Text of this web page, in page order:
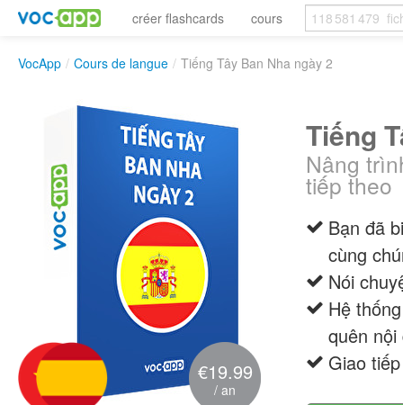
créer flashcards cours
VocApp / Cours de langue / Tiếng Tây Ban Nha ngày 2
€19.99
/ an
Tiếng
Nâng
tiếp theo
Bạn đã
cùng
Nói
Hệ
quên
Giao